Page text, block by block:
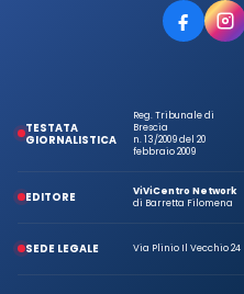
TESTATA
GIORNALISTICA
Reg. Tribunale di
Brescia
n. 13/2009 del 20
febbraio 2009
EDITORE
ViViCentro Network
di Barretta Filomena
SEDE LEGALE Via Plinio Il Vecchio 24